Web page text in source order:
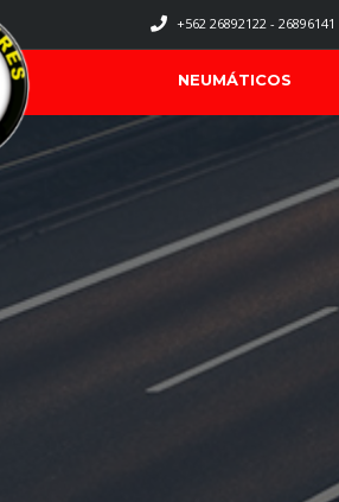
+562 26892122 - 26896141
NEUMÁTICOS